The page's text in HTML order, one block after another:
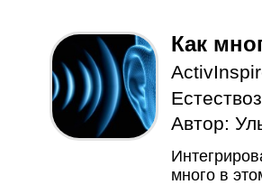
Как
Автор:
много в